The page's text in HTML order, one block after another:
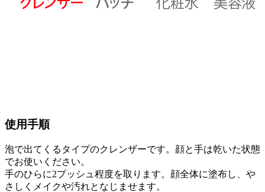
使用手順
泡で出てくるタイプのクレンザーです。顔と手は乾いた状態
でお使いください。
手のひらに2プッシュ程度を取ります。顔全体に塗布し、や
さしくメイクや汚れとなじませます。